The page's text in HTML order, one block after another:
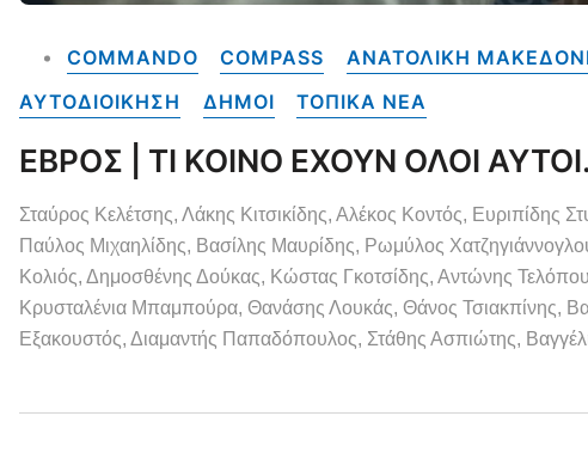
COMMANDO COMPASS ΑΝΑΤΟΛΙΚΗ
ΑΥΤΟΔΙΟΙΚΗΣΗ
ΔΗΜΟΙ ΤΟΠΙΚΑ NEA
ΕΒΡΟΣ | ΤΙ ΚΟΙΝΟ ΕΧΟΥΝ ΟΛΟΙ
Σταύρος Κελέτσης, Λάκης Κιτσικίδης, Αλέκος Κοντός, Ευριπίδης
Παύλος Μιχαηλίδης, Βασίλης Μαυρίδης, Ρωμύλος
Κολιός, Δημοσθένης Δούκας, Κώστας Γκοτσίδης, Αντώνης
Κρυσταλένια Μπαμπούρα, Θανάσης Λουκάς, Θάνος Τσιακπίνης,
Εξακουστός, Διαμαντής Παπαδόπουλος, Στάθης Ασπιώτης,